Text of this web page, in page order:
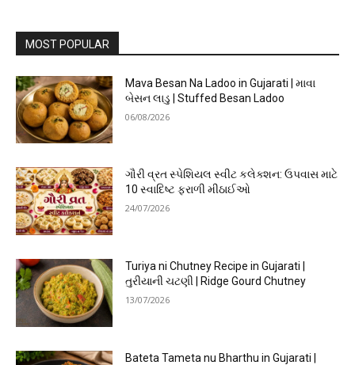
MOST POPULAR
Mava Besan Na Ladoo in Gujarati | માવા
બેસન લાડુ | Stuffed Besan Ladoo
06/08/2026
ગૌરી વ્રત સ્પેશિયલ સ્વીટ કલેક્શન: ઉપવાસ માટે
10 સ્વાદિષ્ટ ફરાળી મીઠાઈઓ
24/07/2026
Turiya ni Chutney Recipe in Gujarati |
તુરીયાની ચટણી | Ridge Gourd Chutney
13/07/2026
Bateta Tameta nu Bharthu in Gujarati |